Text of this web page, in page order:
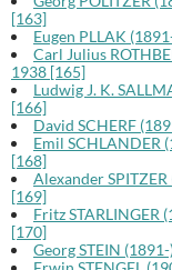
[163]
Eugen PLLAK
Carl Julius
1938 [165]
Ludwig J. K.
[166]
David SCHERF
Emil SCHLANDER
[168]
Alexander
[169]
Fritz STARLINGER
[170]
Georg STEIN